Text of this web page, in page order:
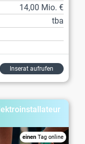
14,00 Mio. €
tba
Inserat aufrufen
einen Tag online